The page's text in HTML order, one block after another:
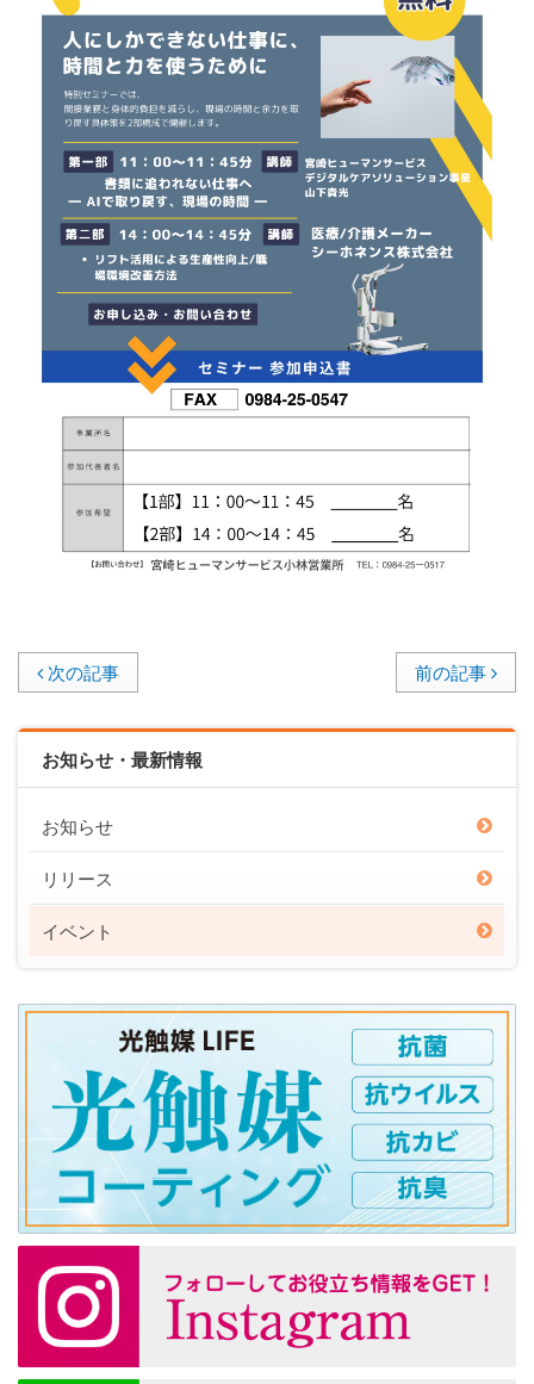
次の記事 前の記事
お知らせ・最新情報
お知らせ
リリース
イベント